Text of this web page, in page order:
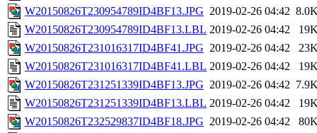
W20150826T230954789ID4BF13.JPG 2019-02-26 04:42
W20150826T230954789ID4BF13.LBL 2019-02-26 04:42
W20150826T231016317ID4BF41.JPG 2019-02-26 04:42
W20150826T231016317ID4BF41.LBL 2019-02-26 04:42
W20150826T231251339ID4BF13.JPG 2019-02-26 04:42
W20150826T231251339ID4BF13.LBL 2019-02-26 04:42
W20150826T232529837ID4BF18.JPG 2019-02-26 04:42